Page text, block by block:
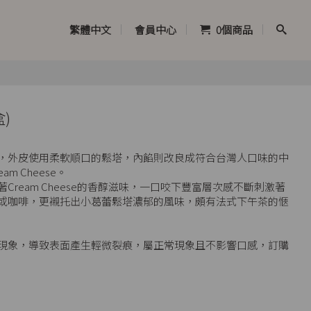
繁體中文 會員中心 0個商品
)
外皮使用柔軟順口的鬆塔，內餡則改良成符合台灣人口味的中
Cheese。
Cream Cheese的香醇滋味，一口咬下豐富層次感不斷刺激著
咖啡，更襯托出小葛蕾鬆塔濃郁的風味，頗有法式下午茶的愜
，導致表面產生輕微裂痕，屬正常現象且不影響口感，訂購